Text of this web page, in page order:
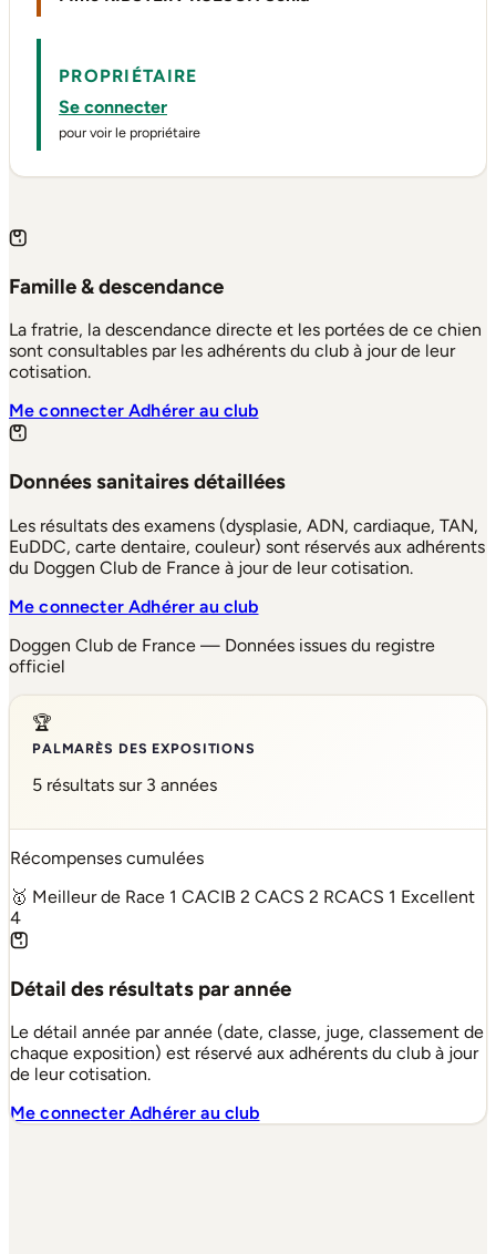
PROPRIÉTAIRE
Se connecter
pour voir le propriétaire
Famille & descendance
La fratrie, la descendance directe et les portées de ce chien
sont consultables par les adhérents du club à jour de leur
cotisation.
Me connecterAdhérer au club
Données sanitaires détaillées
Les résultats des examens (dysplasie, ADN, cardiaque, TAN,
EuDDC, carte dentaire, couleur) sont réservés aux adhérents
du Doggen Club de France à jour de leur cotisation.
Me connecterAdhérer au club
Doggen Club de France — Données issues du registre
officiel
🏆
PALMARÈS DES EXPOSITIONS
5 résultats sur 3 années
Récompenses cumulées
🥇 Meilleur de Race 1 CACIB 2 CACS 2 RCACS 1 Excellent
4
Détail des résultats par année
Le détail année par année (date, classe, juge, classement de
chaque exposition) est réservé aux adhérents du club à jour
de leur cotisation.
Me connecterAdhérer au club